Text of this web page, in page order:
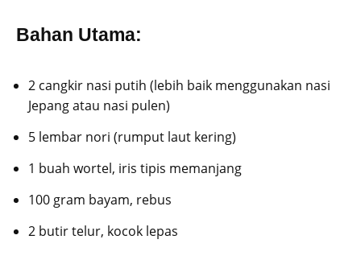
Bahan Utama:
2 cangkir nasi putih (lebih baik menggunakan nasi
Jepang atau nasi pulen)
5 lembar nori (rumput laut kering)
1 buah wortel, iris tipis memanjang
100 gram bayam, rebus
2 butir telur, kocok lepas